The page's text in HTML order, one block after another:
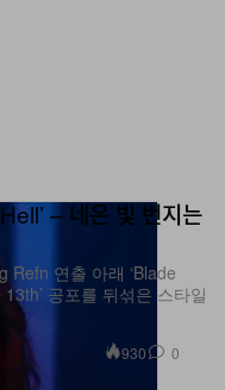
– 네온 빛 번지는
Refn 연출 아래 ‘Blade
공포를 뒤섞은 스타일
930 0